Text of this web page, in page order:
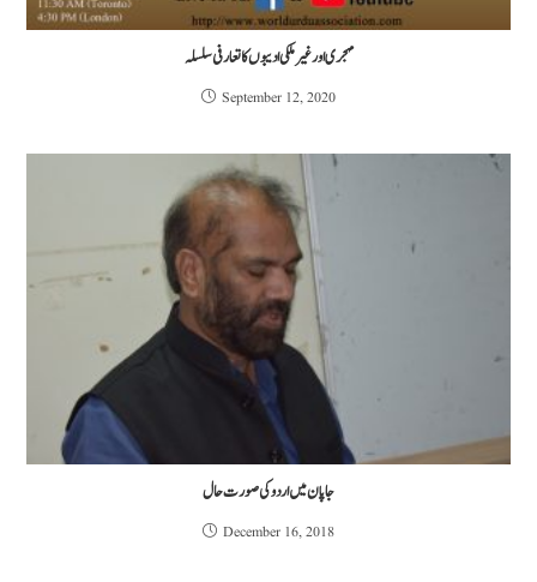
مہجری اور غیر ملکی ادیبوں کا تعارفی سلسلہ
September 12, 2020
جاپان میں اردو کی صورت حال
December 16, 2018